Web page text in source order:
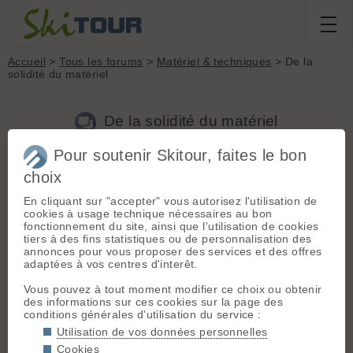
Accueil >Tous les forums > Matériel & techniques > De la
solidité du matériel
De la solidité du matériel
Nouveau sujet
Voir tous les sujets Chercher Archives
L
laloz[214posts] - Le 07/03/2007 19:44
Salut à tous 😄 !
rivet de mes Mégaride (celui au niveau de la maléolle) avait
disparu. 😡 😡 😡 C'est leur 3ème saison. Je ne parle même
pas du chausson thermo qui est en lambeaux au niveau des
talons 😡 , ni de la semelle qui n'a pas supporter quelques
centaines de mètres de déniv' ou passages dans les rochers
Pour soutenir Skitour, faites le bon
choix
En cliquant sur "accepter" vous autorisez l'utilisation de
cookies à usage technique nécessaires au bon
fonctionnement du site, ainsi que l'utilisation de cookies
tiers à des fins statistiques ou de personnalisation des
annonces pour vous proposer des services et des offres
adaptées à vos centres d'interêt.
Vous pouvez à tout moment modifier ce choix ou obtenir
des informations sur ces cookies sur la page des
conditions générales d'utilisation du service :
Utilisation de vos données personnelles
Cookies